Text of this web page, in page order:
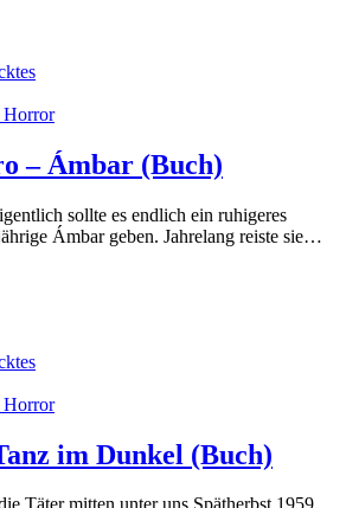
– Ámbar (Buch)
sollte es endlich ein ruhigeres
Ámbar geben. Jahrelang reiste sie…
im Dunkel (Buch)